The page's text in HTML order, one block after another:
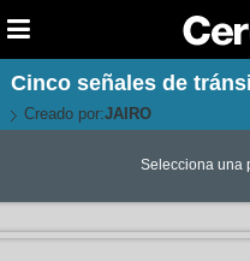
Cinco señales de
Creado por:JAIRO
Selecciona una